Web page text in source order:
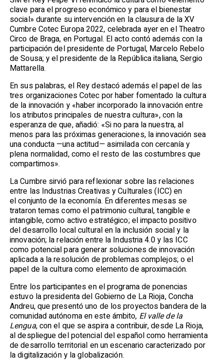
clave para el progreso económico y para el bienestar
social» durante su intervención en la clausura de la XV
Cumbre Cotec Europa 2022, celebrada ayer en el Theatro
Circo de Braga, en Portugal. El acto contó además con la
participación del presidente de Portugal, Marcelo Rebelo
de Sousa; y el presidente de la República italiana, Sergio
Mattarella.
En sus palabras, el Rey destacó además el papel de las
tres organizaciones Cotec por haber fomentado la cultura
de la innovación y «haber incorporado la innovación entre
los atributos principales de nuestra cultura», con la
esperanza de que, añadió: «Si no para la nuestra, al
menos para las próximas generaciones, la innovación sea
una conducta —una actitud— asimilada con cercanía y
plena normalidad, como el resto de las costumbres que
compartimos».
La Cumbre sirvió para reflexionar sobre las relaciones
entre las Industrias Creativas y Culturales (ICC) en
el conjunto de la economía. En diferentes mesas se
trataron temas como el patrimonio cultural, tangible e
intangible, como activo estratégico; el impacto positivo
del desarrollo local cultural en la inclusión social y la
innovación; la relación entre la Industria 4.0 y las ICC
como potencial para generar soluciones de innovación
aplicada a la resolución de problemas complejos; o el
papel de la cultura como elemento de aproximación.
Entre los participantes en el programa de ponencias
estuvo la presidenta del Gobierno de La Rioja, Concha
Andreu, que presentó uno de los proyectos bandera de la
comunidad autónoma en este ámbito, El valle de la
Lengua, con el que se aspira a contribuir, desde La Rioja,
al despliegue del potencial del español como herramienta
de desarrollo territorial en un escenario caracterizado por
la digitalización y la globalización.